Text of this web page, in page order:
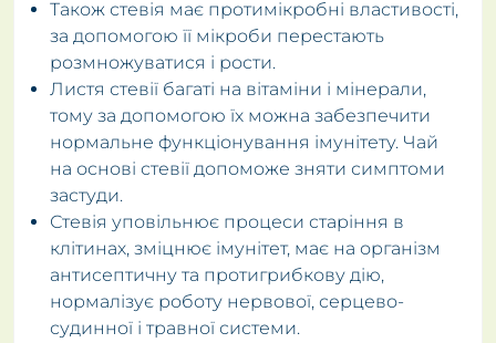
Також стевія має протимікробні властивості,
за допомогою її мікроби перестають
розмножуватися і рости.
Листя стевії багаті на вітаміни і мінерали,
тому за допомогою їх можна забезпечити
нормальне функціонування імунітету. Чай
на основі стевії допоможе зняти симптоми
застуди.
Стевія уповільнює процеси старіння в
клітинах, зміцнює імунітет, має на організм
антисептичну та протигрибкову дію,
нормалізує роботу нервової, серцево-
судинної і травної системи.